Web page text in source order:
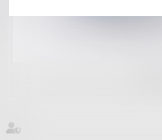
amicale AA -